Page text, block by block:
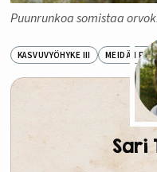
Puunrunkoa somistaa
KASVUVYÖHYKE III MEIDÄN PIHA
Sari